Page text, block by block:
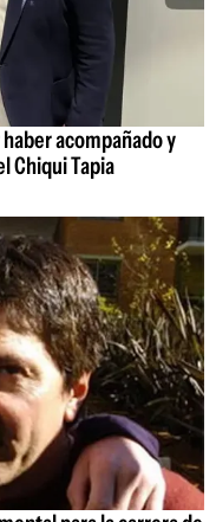
acompañado y
Chiqui Tapia